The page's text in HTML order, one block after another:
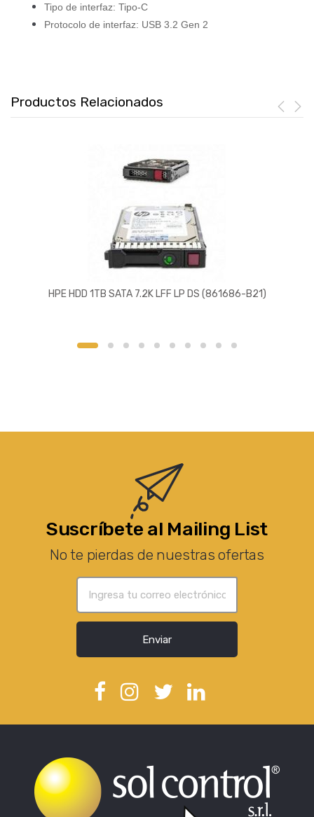
Tipo de interfaz: Tipo-C⁣
Protocolo de interfaz: USB 3.2 Gen 2
Productos Relacionados
HPE HDD 1TB SATA 7.2K LFF LP DS (861686-B21)
Suscríbete al Mailing List
No te pierdas de nuestras ofertas
Enviar